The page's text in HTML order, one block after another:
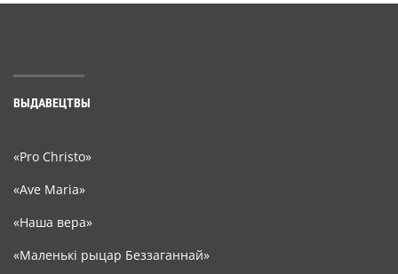
ВЫДАВЕЦТВЫ
«Pro Christo»
«Ave Maria»
«Наша вера»
«Маленькі рыцар Беззаганнай»